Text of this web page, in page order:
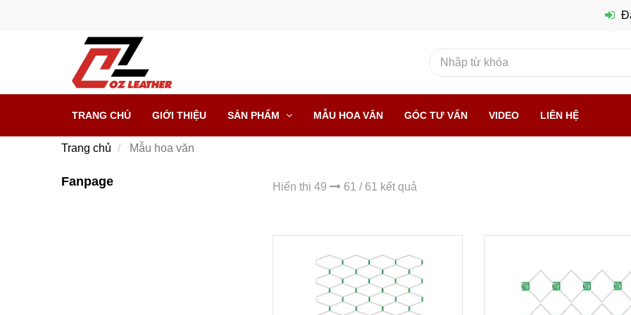
TRANG CHỦ GIỚI THIỆU SẢN PHẨM MẪU HOA VĂN GÓC TƯ VẤN VIDEO LIÊN HỆ
Trang chủ Mẫu hoa văn
Hiển thị 49 61 / 61 kết quả
Fanpage